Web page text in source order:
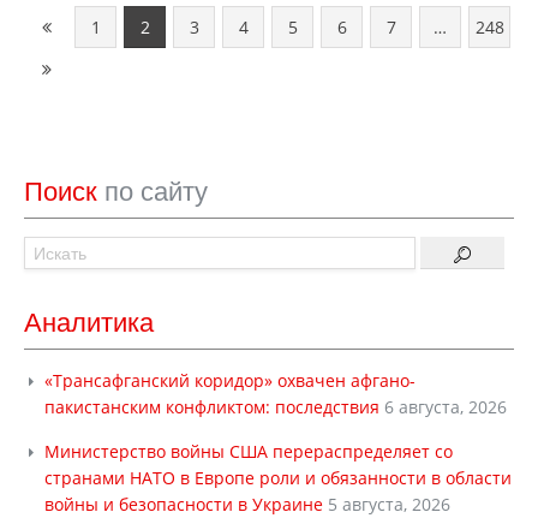
1 2 3 4 5 6 7 … 248
Поиск по сайту
Аналитика
«Трансафганский коридор» охвачен афгано-
пакистанским конфликтом: последствия 6 августа, 2026
Министерство войны США перераспределяет со
странами НАТО в Европе роли и обязанности в области
войны и безопасности в Украине 5 августа, 2026